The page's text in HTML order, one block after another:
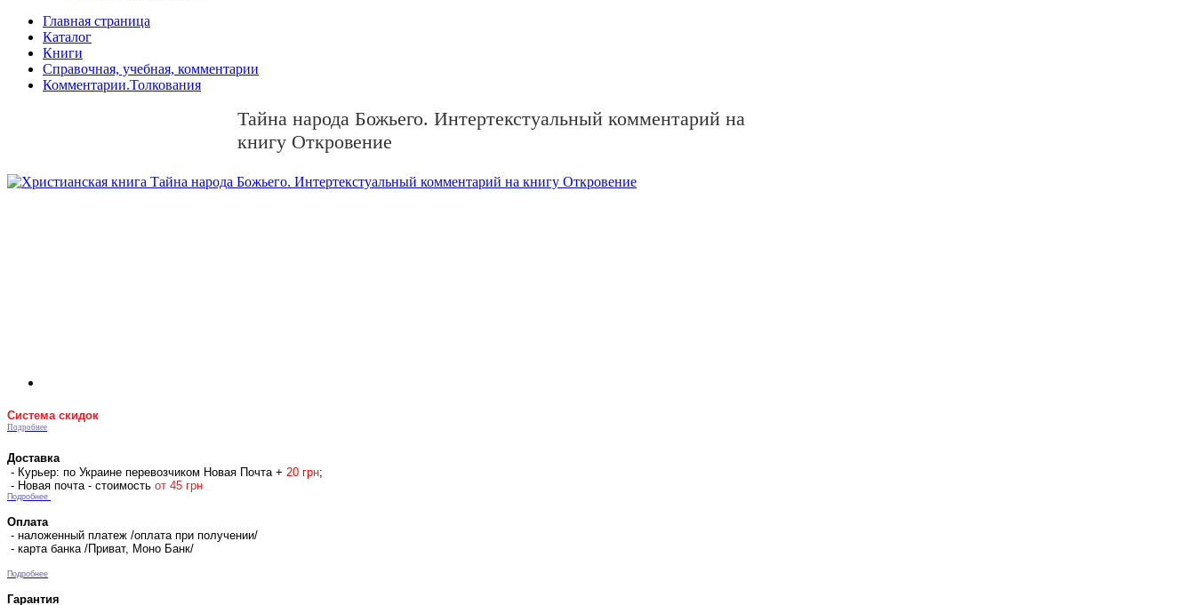
Главная страница
Каталог
Книги
Справочная, учебная, комментарии
Комментарии.Толкования
Тайна народа Божьего. Интертекстуальный комментарий на
книгу Откровение
Система скидок
Подробнее
Доставка
- Курьер: по Украине перевозчиком Новая Почта + 20 грн;
- Новая почта - стоимость от 45 грн
Подробнее
Оплата
- наложенный платеж /оплата при получении/
- карта банка /Приват, Моно Банк/
Подробнее
Гарантия